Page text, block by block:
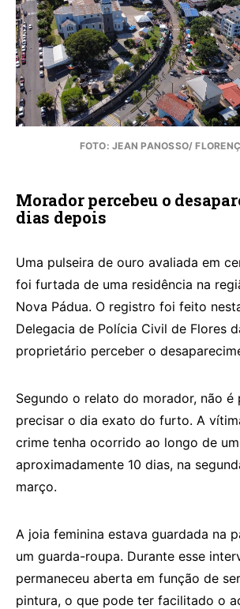
FOTO: JEAN PANOSSO/
Morador percebeu o
dias depois
Uma pulseira de ouro avaliada em
foi furtada de uma residência na
Nova Pádua. O registro foi feito
Delegacia de Polícia Civil de Flores
proprietário perceber o
Segundo o relato do morador, não é
precisar o dia exato do furto. A
crime tenha ocorrido ao longo de
aproximadamente 10 dias, na
março.
A joia feminina estava guardada na
um guarda-roupa. Durante esse
permaneceu aberta em função de
pintura, o que pode ter facilitado o